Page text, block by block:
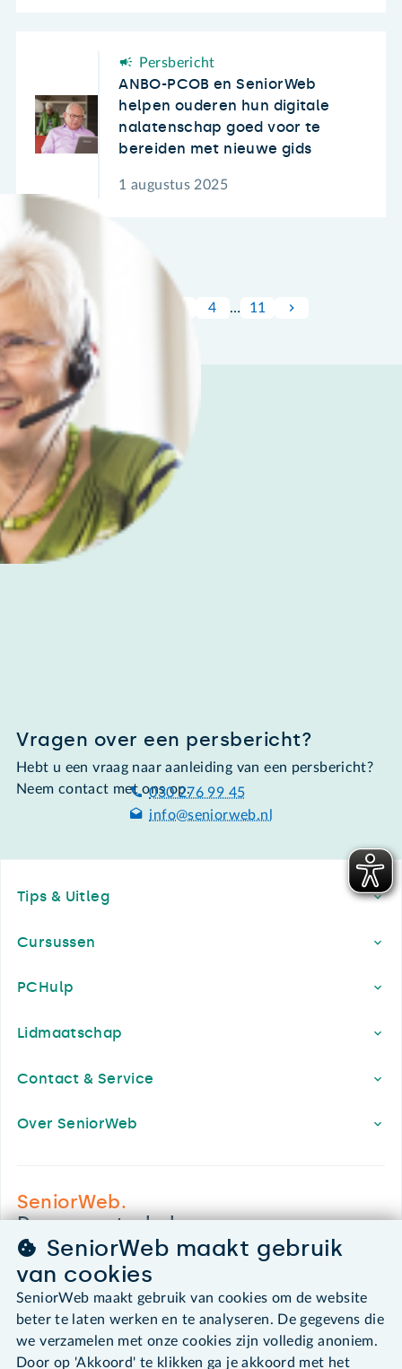
Persbericht
ANBO-PCOB en SeniorWeb
helpen ouderen hun digitale
nalatenschap goed voor te
bereiden met nieuwe gids
1 augustus 2025
4 … 11
Vragen over een persbericht?
Hebt u een vraag naar aanleiding van een persbericht?
Neem contact met ons op.030 276 99 45
info@seniorweb.nl
Tips & Uitleg
Cursussen
PCHulp
Lidmaatschap
Contact & Service
Over SeniorWeb
SeniorWeb.
De computerhulp voor u.
030 - 276 99 65
leden@seniorweb.nl
SeniorWeb maakt gebruik
van cookies
SeniorWeb maakt gebruik van cookies om de website
beter te laten werken en te analyseren. De gegevens die
we verzamelen met onze cookies zijn volledig anoniem.
Door op 'Akkoord' te klikken ga je akkoord met het